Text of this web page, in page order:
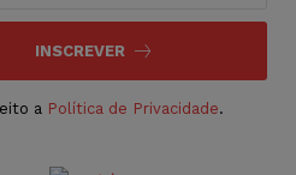
INSCREVER
a Política de Privacidade.